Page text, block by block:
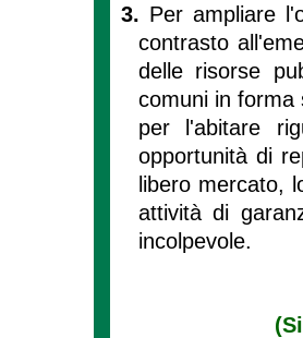
3. Per ampliare
contrasto
delle risorse
comuni in forma
per l'abitare
opportunità di
libero mercato,
attività di
incolpevole.